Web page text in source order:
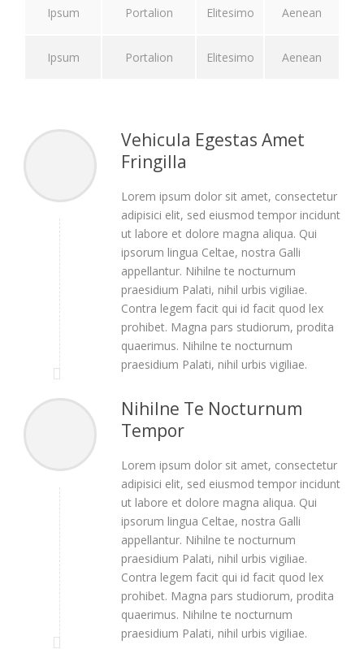
Ipsum Portalion Elitesimo Aenean
Ipsum Portalion Elitesimo Aenean
Vehicula Egestas Amet
Fringilla
Lorem ipsum dolor sit amet, consectetur
adipisici elit, sed eiusmod tempor incidunt
ut labore et dolore magna aliqua. Qui
ipsorum lingua Celtae, nostra Galli
appellantur. Nihilne te nocturnum
praesidium Palati, nihil urbis vigiliae.
Contra legem facit qui id facit quod lex
prohibet. Magna pars studiorum, prodita
quaerimus. Nihilne te nocturnum
praesidium Palati, nihil urbis vigiliae.
Nihilne Te Nocturnum
Tempor
Lorem ipsum dolor sit amet, consectetur
adipisici elit, sed eiusmod tempor incidunt
ut labore et dolore magna aliqua. Qui
ipsorum lingua Celtae, nostra Galli
appellantur. Nihilne te nocturnum
praesidium Palati, nihil urbis vigiliae.
Contra legem facit qui id facit quod lex
prohibet. Magna pars studiorum, prodita
quaerimus. Nihilne te nocturnum
praesidium Palati, nihil urbis vigiliae.